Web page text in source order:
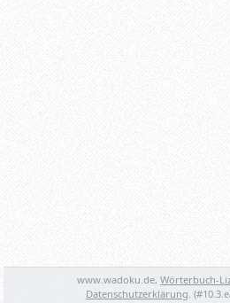
www.wadoku.de, Wörterbuch-
Datenschutzerklärung . (#